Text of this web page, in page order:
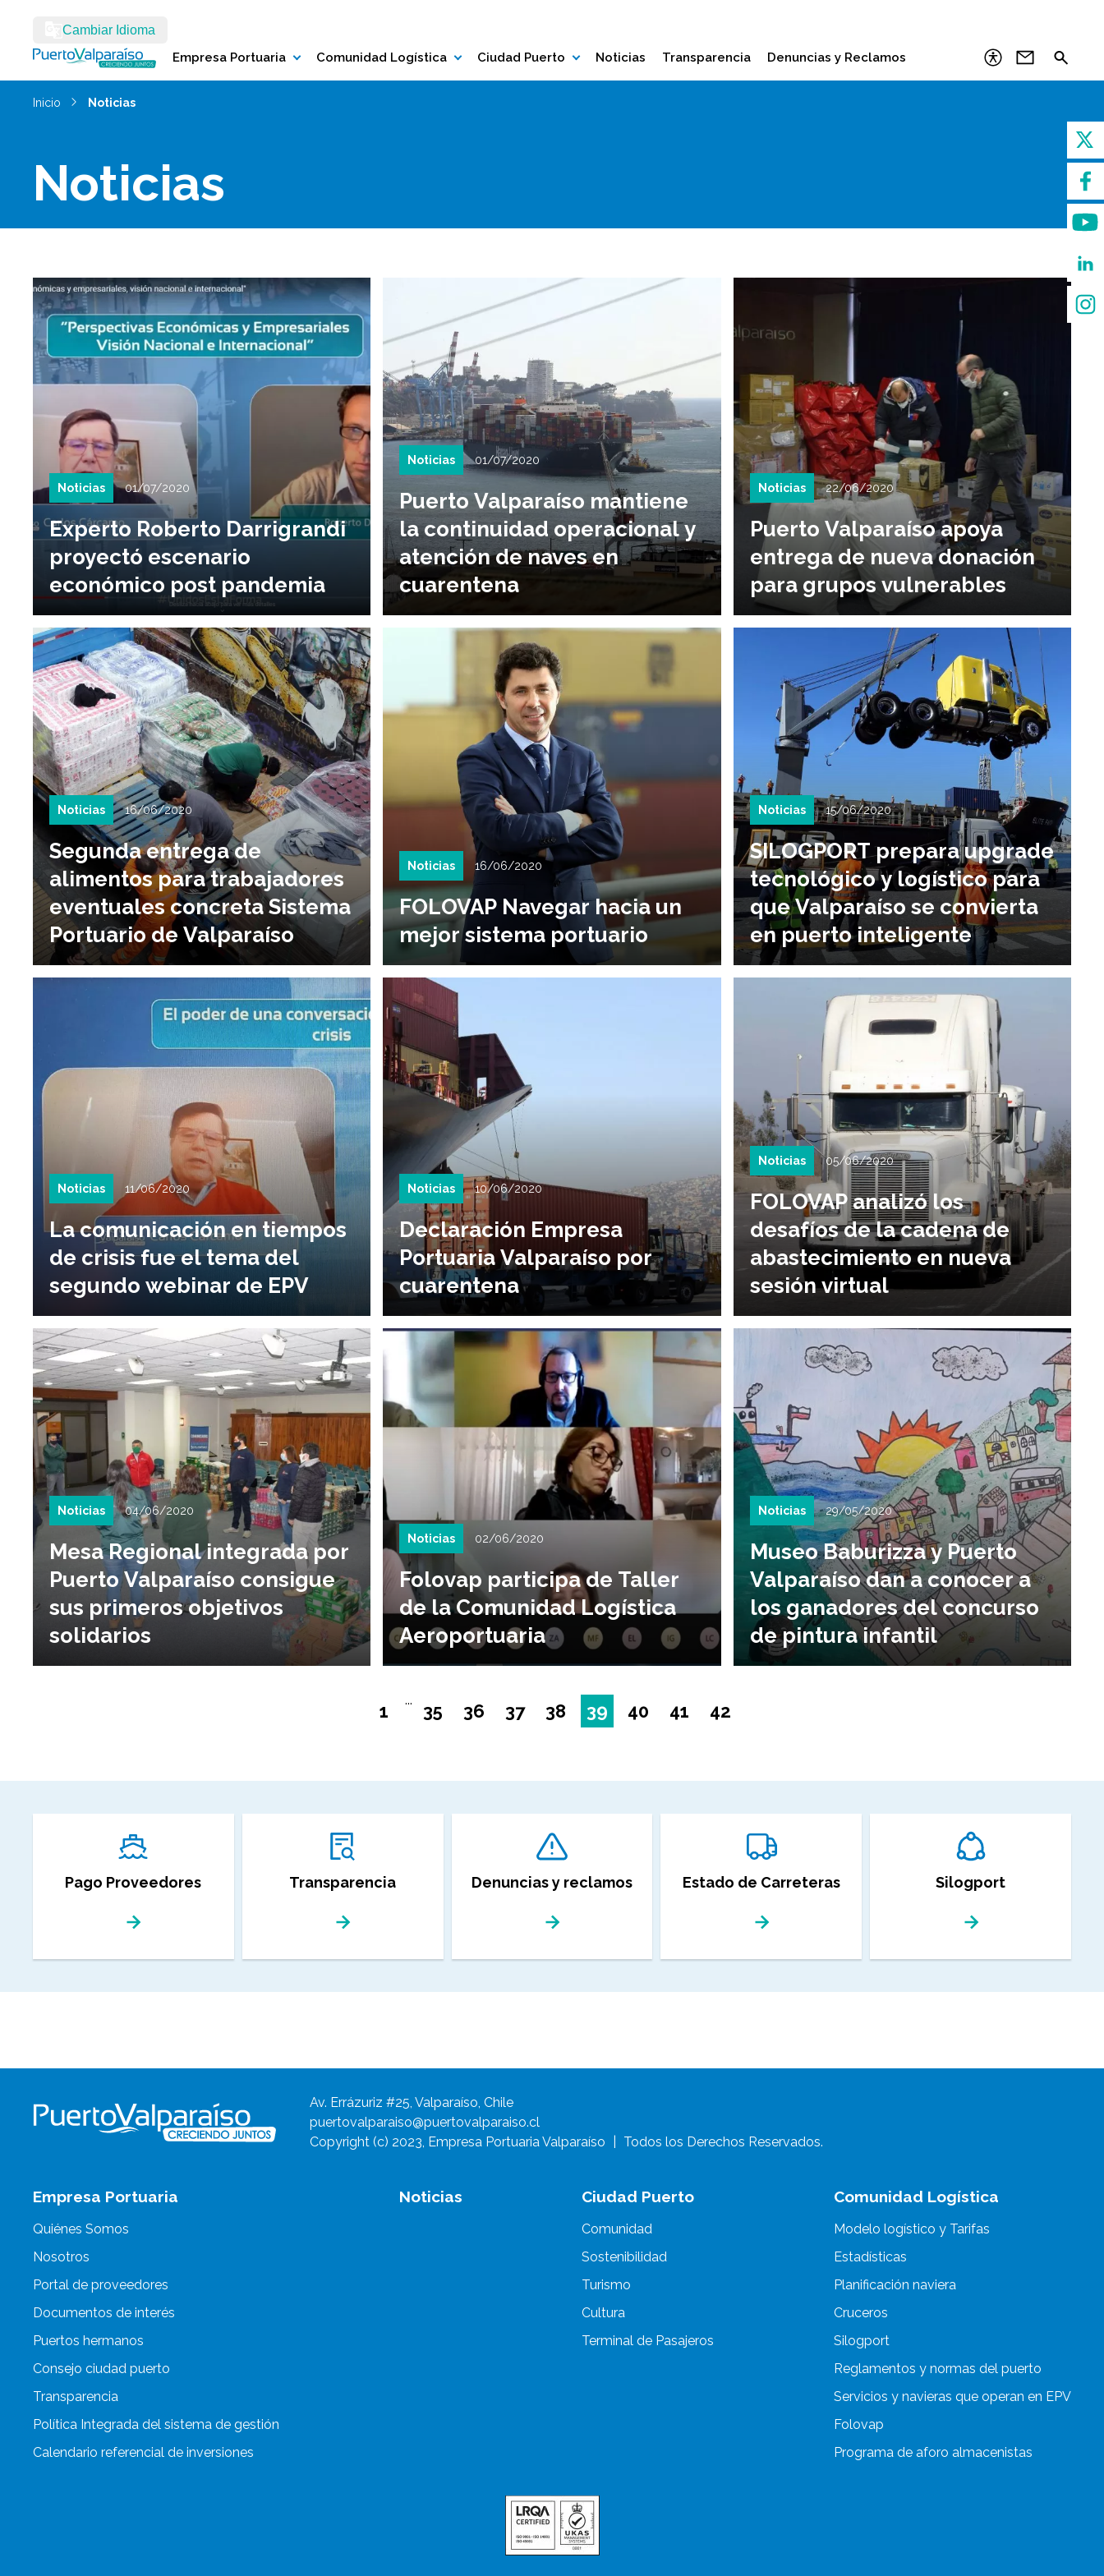
Cambiar Idioma
Empresa Portuaria Comunidad Logística Ciudad Puerto Noticias Transparencia Denuncias y Reclamos
Inicio Noticias
Noticias
Noticias 01/07/2020
Experto Roberto Darrigrandi
proyectó escenario
económico post pandemia
Noticias 01/07/2020
Puerto Valparaíso mantiene
la continuidad operacional y
atención de naves en
cuarentena
Noticias 22/06/2020
Puerto Valparaíso apoya
entrega de nueva donación
para grupos vulnerables
Noticias 16/06/2020
Segunda entrega de
alimentos para trabajadores
eventuales concreta Sistema
Portuario de Valparaíso
Noticias 16/06/2020
FOLOVAP Navegar hacia un
mejor sistema portuario
Noticias 15/06/2020
SILOGPORT prepara upgrade
tecnológico y logístico para
que Valparaíso se convierta
en puerto inteligente
Noticias 11/06/2020
La comunicación en tiempos
de crisis fue el tema del
segundo webinar de EPV
Noticias 10/06/2020
Declaración Empresa
Portuaria Valparaíso por
cuarentena
Noticias 05/06/2020
FOLOVAP analizó los
desafíos de la cadena de
abastecimiento en nueva
sesión virtual
Noticias 04/06/2020
Mesa Regional integrada por
Puerto Valparaíso consigue
sus primeros objetivos
solidarios
Noticias 02/06/2020
Folovap participa de Taller
de la Comunidad Logística
Aeroportuaria
Noticias 29/05/2020
Museo Baburizza y Puerto
Valparaíso dan a conocer a
los ganadores del concurso
de pintura infantil
1
...
35 36 37 38 39 40 41 42
Pago Proveedores Transparencia Denuncias y reclamos Estado de Carreteras Silogport
Av. Errázuriz #25, Valparaíso, Chile
puertovalparaiso@puertovalparaiso.cl
Copyright (c) 2023, Empresa Portuaria Valparaíso
Todos los Derechos Reservados.
Empresa Portuaria
Quiénes Somos
Nosotros
Portal de proveedores
Documentos de interés
Puertos hermanos
Consejo ciudad puerto
Transparencia
Política Integrada del sistema de gestión
Calendario referencial de inversiones
Noticias Ciudad Puerto
Comunidad
Sostenibilidad
Turismo
Cultura
Terminal de Pasajeros
Comunidad Logística
Modelo logístico y Tarifas
Estadísticas
Planificación naviera
Cruceros
Silogport
Reglamentos y normas del puerto
Servicios y navieras que operan en EPV
Folovap
Programa de aforo almacenistas